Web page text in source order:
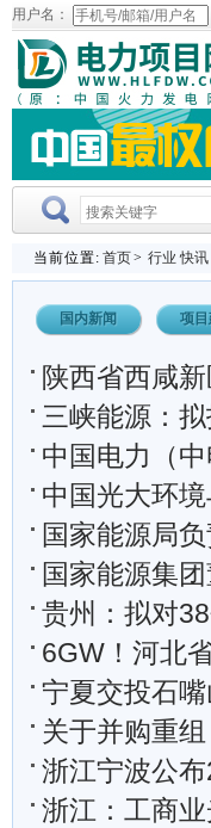
用户名：
当前位置: 首页> 行业 快讯
国内新闻 项
陕西省西咸新区
三峡能源：拟
中国电力（
中国光大环
国家能源局
国家能源集团董事长
贵州：拟对
6GW！河北
宁夏交投石嘴山
关于并购重
浙江宁波公布2026
浙江：工商业光